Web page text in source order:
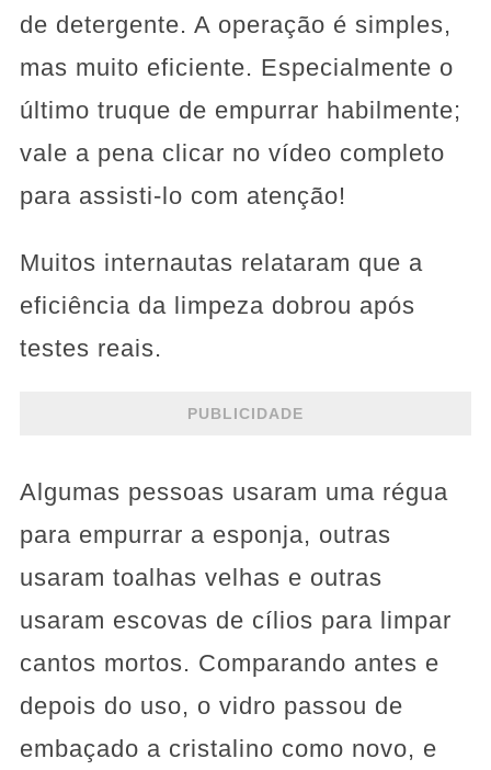
de detergente. A operação é simples,
mas muito eficiente. Especialmente o
último truque de empurrar habilmente;
vale a pena clicar no vídeo completo
para assisti-lo com atenção!
Muitos internautas relataram que a
eficiência da limpeza dobrou após
testes reais.
PUBLICIDADE
Algumas pessoas usaram uma régua
para empurrar a esponja, outras
usaram toalhas velhas e outras
usaram escovas de cílios para limpar
cantos mortos. Comparando antes e
depois do uso, o vidro passou de
embaçado a cristalino como novo, e